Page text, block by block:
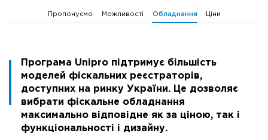
Пропонуємо Можливості Обладнання Ціни
Програма Unipro підтримує більшість
моделей фіскальних реєстраторів,
доступних на ринку України. Це дозволяє
вибрати фіскальне обладнання
максимально відповідне як за ціною, так і
функціональності і дизайну.